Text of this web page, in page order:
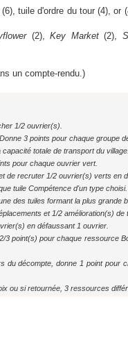
tuile d'ordre du tour (4), or
(2),Key Market(2),
un compte-rendu.)
1/2 ouvrier(s).
. Donne 3 points pour chaque groupe
capacité totale de transport du
pour chaque ouvrier vert.
de recruter 1/2 ouvrier(s) verts en
tuile Compétence d'un type choisi.
des tuiles formant la plus grande
et 1/2 amélioration(s) de
en défaussant 1 ouvrier.
2/3 point(s) pour chaque ressource
du décompte, donne 1 point pour
ou si retournée, 3 ressources